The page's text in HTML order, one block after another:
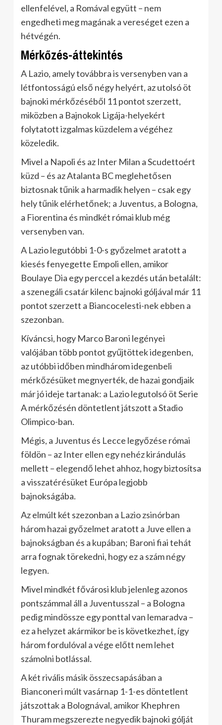
ellenfelével, a Romával együtt – nem
engedheti meg magának a vereséget ezen a
hétvégén.
Mérkőzés-áttekintés
A Lazio, amely továbbra is versenyben van a
létfontosságú első négy helyért, az utolsó öt
bajnoki mérkőzéséből 11 pontot szerzett,
miközben a Bajnokok Ligája-helyekért
folytatott izgalmas küzdelem a végéhez
közeledik.
Mivel a Napoli és az Inter Milan a Scudettoért
küzd – és az Atalanta BC meglehetősen
biztosnak tűnik a harmadik helyen – csak egy
hely tűnik elérhetőnek; a Juventus, a Bologna,
a Fiorentina és mindkét római klub még
versenyben van.
A Lazio legutóbbi 1-0-s győzelmet aratott a
kiesés fenyegette Empoli ellen, amikor
Boulaye Dia egy perccel a kezdés után betalált:
a szenegáli csatár kilenc bajnoki góljával már 11
pontot szerzett a Biancocelesti-nek ebben a
szezonban.
Kíváncsi, hogy Marco Baroni legényei
valójában több pontot gyűjtöttek idegenben,
az utóbbi időben mindhárom idegenbeli
mérkőzésüket megnyerték, de hazai gondjaik
már jó ideje tartanak: a Lazio legutolsó öt Serie
A mérkőzésén döntetlent játszott a Stadio
Olimpico-ban.
Mégis, a Juventus és Lecce legyőzése római
földön – az Inter ellen egy nehéz kirándulás
mellett – elegendő lehet ahhoz, hogy biztosítsa
a visszatérésüket Európa legjobb
bajnokságába.
Az elmúlt két szezonban a Lazio zsinórban
három hazai győzelmet aratott a Juve ellen a
bajnokságban és a kupában; Baroni fiai tehát
arra fognak törekedni, hogy ez a szám négy
legyen.
Mivel mindkét fővárosi klub jelenleg azonos
pontszámmal áll a Juventusszal – a Bologna
pedig mindössze egy ponttal van lemaradva –
ez a helyzet akármikor be is következhet, így
három fordulóval a vége előtt nem lehet
számolni botlással.
A két rivális másik összecsapásában a
Bianconeri múlt vasárnap 1-1-es döntetlent
játszottak a Bolognával, amikor Khephren
Thuram megszerezte negyedik bajnoki gólját